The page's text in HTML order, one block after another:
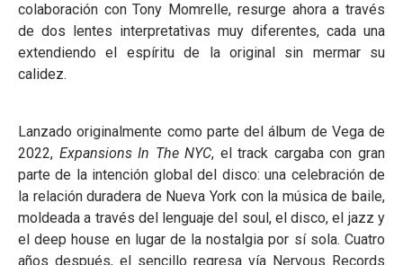
colaboración con Tony Momrelle, resurge ahora a través
de dos lentes interpretativas muy diferentes, cada una
extendiendo el espíritu de la original sin mermar su
calidez.
Lanzado originalmente como parte del álbum de Vega de
2022, Expansions In The NYC, el track cargaba con gran
parte de la intención global del disco: una celebración de
la relación duradera de Nueva York con la música de baile,
moldeada a través del lenguaje del soul, el disco, el jazz y
el deep house en lugar de la nostalgia por sí sola. Cuatro
años después, el sencillo regresa vía Nervous Records